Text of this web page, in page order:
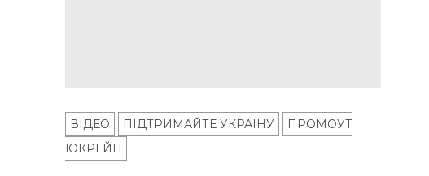
ВІДЕО ПІДТРИМАЙТЕ УКРАЇНУ
ПРОМОУТ
ЮКРЕЙН